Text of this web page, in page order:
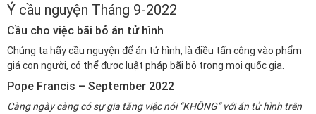
Ý cầu nguyện Tháng 9-2022
Cầu cho việc bãi bỏ án tử hình
Chúng ta hãy cầu nguyện để án tử hình, là điều tấn công vào phẩm
giá con người, có thể được luật pháp bãi bỏ trong mọi quốc gia.
Pope Francis – September 2022
Càng ngày càng có sự gia tăng việc nói “KHÔNG” với án tử hình trên